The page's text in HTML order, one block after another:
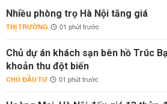
Nhiều phòng trọ Hà Nội tăng giá
THỊ TRƯỜNG 01 phút trước
Chủ dự án khách sạn bên hồ Trúc
khoản thu đột biến
CHỦ ĐẦU TƯ 01 phút trước